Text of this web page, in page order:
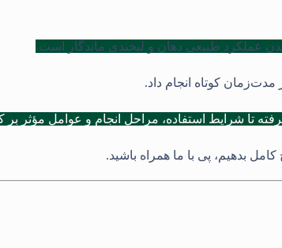
عملکرد طبیعی دهان و لبخندی ماندگار است.
کوتاه انجام داد.
تا شرایط استفاده، مراحل انجام و عوامل مؤثر بر
بدهیم، پی با ما همراه باشید.